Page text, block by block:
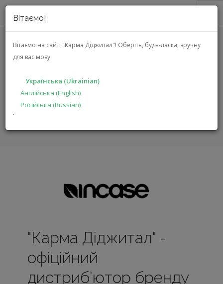
Вітаємо!
Вітаємо на сайті "Карма Діджитал"! Оберіть, будь-ласка, зручну
для вас мову:
Українська (Ukrainian)
Англійська (English)
Російська (Russian)
`
ПРО НАС
АКЦІЇ
РІШЕННЯ
ВИРОБНИКАМ
ГОЛОВНА БРЕНДИ
"Карма Діджитал" -
офіційний
дистриб’ютор бренду